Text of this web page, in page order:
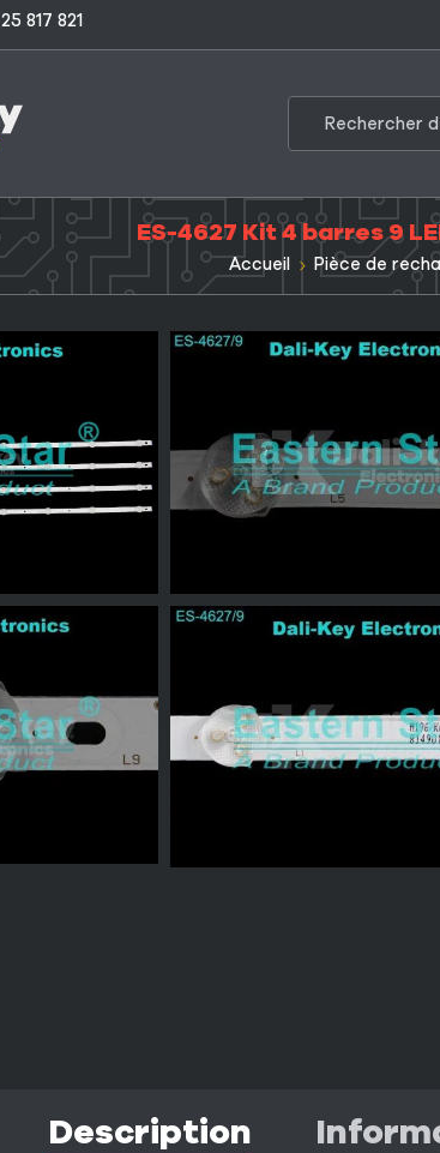
25 817 821
ES-4627 Kit 4 barres 9
Accueil Pièce de
Description